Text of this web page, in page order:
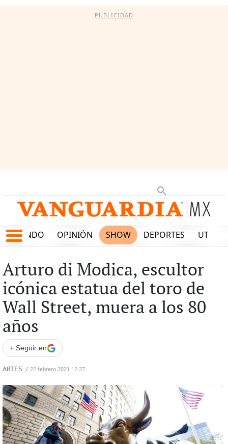
PUBLICIDAD
MUNDO OPINIÓN SHOW DEPORTES
Arturo di Modica, escultor
icónica estatua del toro de
Wall Street, muera a los 80
años
+ Seguir en
ARTES / 22 febrero 2021 12:37